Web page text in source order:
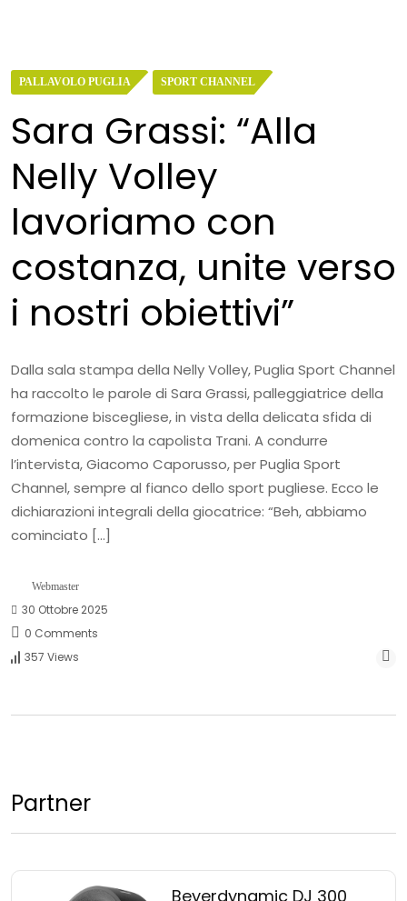
PALLAVOLO PUGLIA SPORT CHANNEL
Sara Grassi: “Alla
Nelly Volley
lavoriamo con
costanza, unite verso
i nostri obiettivi”
Dalla sala stampa della Nelly Volley, Puglia Sport Channel
ha raccolto le parole di Sara Grassi, palleggiatrice della
formazione biscegliese, in vista della delicata sfida di
domenica contro la capolista Trani. A condurre
l’intervista, Giacomo Caporusso, per Puglia Sport
Channel, sempre al fianco dello sport pugliese. Ecco le
dichiarazioni integrali della giocatrice: “Beh, abbiamo
cominciato […]
Webmaster
30 Ottobre 2025
0 Comments
357 Views
Partner
Beyerdynamic DJ 300